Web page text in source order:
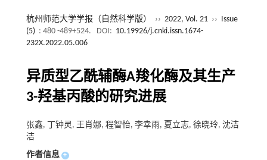
杭州师范大学学报（自然科学版） ›› 2022, Vol. 21 ›› Issue
(5) : 480 -489+524. DOI: 10.19926/j.cnki.issn.1674-
232X.2022.05.006
异质型乙酰辅酶A羧化酶及其生产
3-羟基丙酸的研究进展
张鑫, 丁钟灵, 王肖娜, 程智怡, 李幸雨, 夏立志, 徐晓玲, 沈洁
洁
作者信息 +